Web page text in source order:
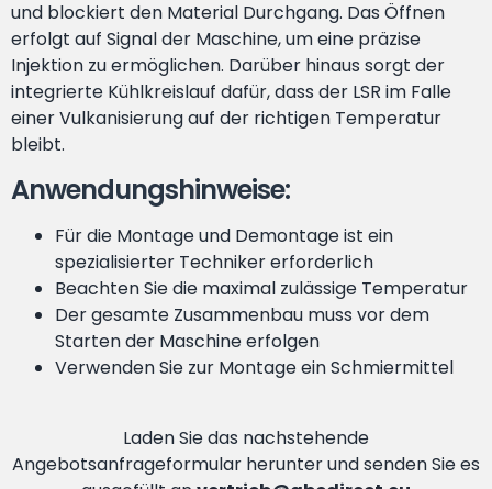
und blockiert den Material Durchgang. Das Öffnen
erfolgt auf Signal der Maschine, um eine präzise
Injektion zu ermöglichen. Darüber hinaus sorgt der
integrierte Kühlkreislauf dafür, dass der LSR im Falle
einer Vulkanisierung auf der richtigen Temperatur
bleibt.
Anwendungshinweise:
Für die Montage und Demontage ist ein
spezialisierter Techniker erforderlich
Beachten Sie die maximal zulässige Temperatur
Der gesamte Zusammenbau muss vor dem
Starten der Maschine erfolgen
Verwenden Sie zur Montage ein Schmiermittel
Laden Sie das nachstehende
Angebotsanfrageformular herunter und senden Sie es